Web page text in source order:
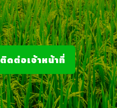
ติดต่อเจ้าหน้าที่